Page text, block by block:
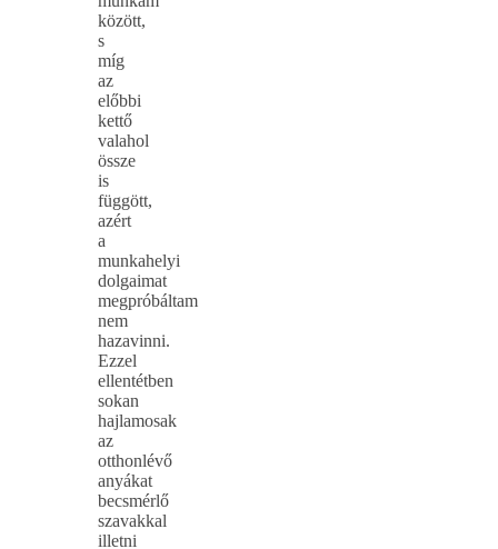
között,
s
míg
az
előbbi
kettő
valahol
össze
is
függött,
azért
a
munkahelyi
dolgaimat
megpróbáltam
nem
hazavinni.
Ezzel
ellentétben
sokan
hajlamosak
az
otthonlévő
anyákat
becsmérlő
szavakkal
illetni